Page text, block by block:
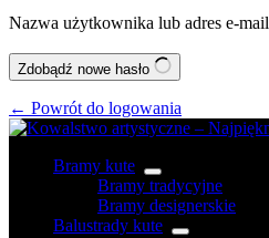
Nazwa użytkownika lub adres e-mail
Zdobądź nowe hasło
← Powrót do logowania
Bramy kute
Bramy tradycyjne
Bramy designerskie
Balustrady kute